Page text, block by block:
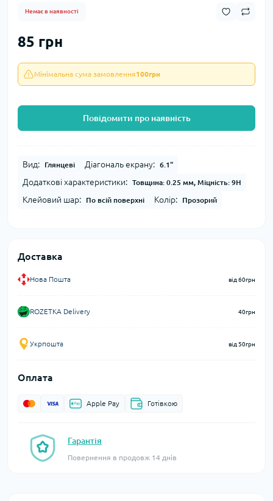
Немає в наявності
85 грн
Мінімальна сума замовлення100грн
Повідомити про наявність
Вид: Глянцеві Діагональ екрану: 6.1"
Додаткові характеристики: Товщина: 0.25 мм, Міцність: 9H
Клейовий шар: По всій поверхні Колір: Прозорий
Доставка
Нова Пошта від 60грн
ROZETKA Delivery 40грн
Укрпошта від 50грн
Оплата
Apple Pay Готівкою
Гарантія
Повернення в продовж 14 днів